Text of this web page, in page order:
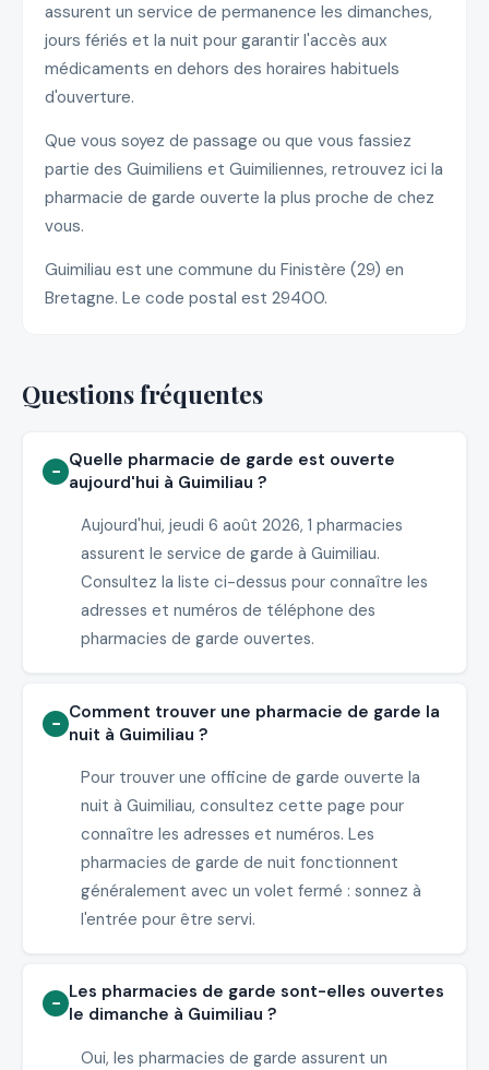
assurent un service de permanence les dimanches,
jours fériés et la nuit pour garantir l'accès aux
médicaments en dehors des horaires habituels
d'ouverture.
Que vous soyez de passage ou que vous fassiez
partie des Guimiliens et Guimiliennes, retrouvez ici la
pharmacie de garde ouverte la plus proche de chez
vous.
Guimiliau est une commune du Finistère (29) en
Bretagne. Le code postal est 29400.
Questions fréquentes
Quelle pharmacie de garde est ouverte
aujourd'hui à Guimiliau ?
Aujourd'hui, jeudi 6 août 2026, 1 pharmacies
assurent le service de garde à Guimiliau.
Consultez la liste ci-dessus pour connaître les
adresses et numéros de téléphone des
pharmacies de garde ouvertes.
Comment trouver une pharmacie de garde la
nuit à Guimiliau ?
Pour trouver une officine de garde ouverte la
nuit à Guimiliau, consultez cette page pour
connaître les adresses et numéros. Les
pharmacies de garde de nuit fonctionnent
généralement avec un volet fermé : sonnez à
l'entrée pour être servi.
Les pharmacies de garde sont-elles ouvertes
le dimanche à Guimiliau ?
Oui, les pharmacies de garde assurent un